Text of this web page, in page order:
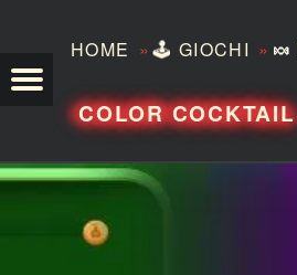
HOME »🕹️ GIOCHI » 🍬
COLOR COCKTAIL